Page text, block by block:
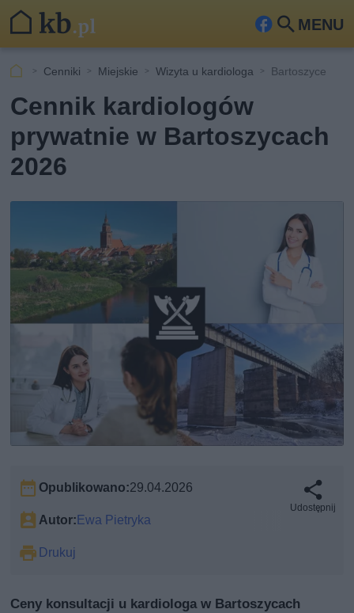
MENU
Fa
ook
Szu
kaj
Cenniki Miejskie Wizyta u kardiologa Bartoszyce
Cennik kardiologów
prywatnie w Bartoszycach
2026
Opublikowano:29.04.2026
Autor: Ewa Pietryka
Drukuj
Udostępnij
Ceny konsultacji u kardiologa w Bartoszycach